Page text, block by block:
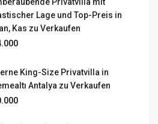
Lage und Top-Preis in
Kas zu Verkaufen
King-Size Privatvilla in
Antalya zu Verkaufen